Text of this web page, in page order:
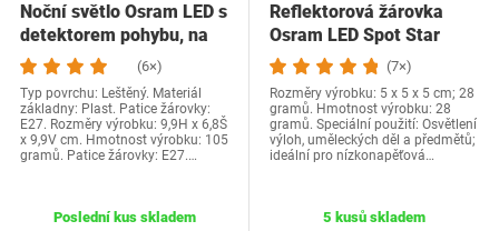
Noční světlo Osram LED s
detektorem pohybu, na
baterie,…
(6×)
Typ povrchu: Leštěný. Materiál
základny: Plast. Patice žárovky:
E27. Rozměry výrobku: 9,9H x 6,8Š
x 9,9V cm. Hmotnost výrobku: 105
gramů. Patice žárovky: E27.…
Poslední kus skladem
Reflektorová žárovka
Osram LED Spot Star
MR16, 2700 K teplá…
(7×)
Rozměry výrobku: 5 x 5 x 5 cm; 28
gramů. Hmotnost výrobku: 28
gramů. Speciální použití: Osvětlení
výloh, uměleckých děl a předmětů;
ideální pro nízkonapěťová…
5 kusů skladem